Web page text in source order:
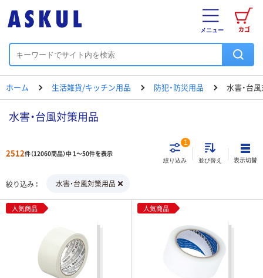
カゴ
メニュー
ホーム 生活雑貨/キッチン用品 防犯・防災用品 水害・台
水害・台風対策用品
2512件（12060商品）中 1～50件を表示
絞り込み
1
並び替え 表示切替
絞り込み 水害・台風対策用品
人気商品 人気商品